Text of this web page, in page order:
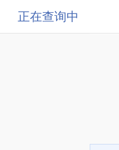
正在查询中